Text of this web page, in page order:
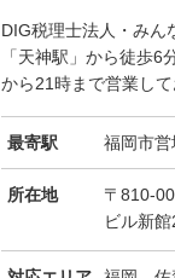
DIG税理士法人・みん
「天神駅」から徒歩
から21時まで営業し
最寄駅 福岡市
所在地
〒810-
ビル新